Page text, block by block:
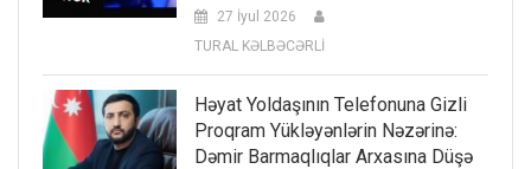
27 İyul 2026
TURAL KƏLBƏCƏRLİ
Həyat Yoldaşının Telefonuna Gizli
Proqram Yükləyənlərin Nəzərinə:
Dəmir Barmaqlıqlar Arxasına Düşə